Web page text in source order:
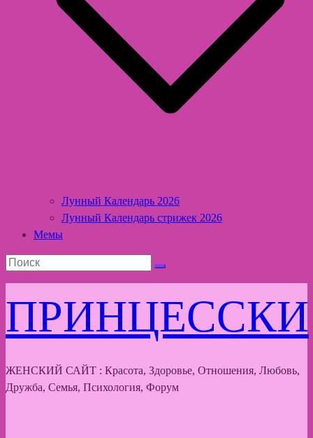
Лунный Календарь 2026
Лунный Календарь стрижек 2026
Мемы
ПРИНЦЕССКИ
ЖЕНСКИЙ САЙТ : Красота, Здоровье, Отношения, Любовь,
Дружба, Семья, Психология, Форум